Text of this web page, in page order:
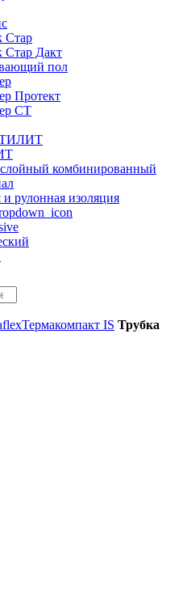
Стар
Дакт
пол
Протект
СТ
ТИЛИТ
комбинированный
и рулонная изоляция
Термакомпакт IS Трубка